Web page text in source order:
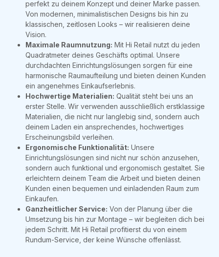
perfekt zu deinem Konzept und deiner Marke passen.
Von modernen, minimalistischen Designs bis hin zu
klassischen, zeitlosen Looks – wir realisieren deine
Vision.
Maximale Raumnutzung: Mit Hi Retail nutzt du jeden
Quadratmeter deines Geschäfts optimal. Unsere
durchdachten Einrichtungslösungen sorgen für eine
harmonische Raumaufteilung und bieten deinen Kunden
ein angenehmes Einkaufserlebnis.
Hochwertige Materialien: Qualität steht bei uns an
erster Stelle. Wir verwenden ausschließlich erstklassige
Materialien, die nicht nur langlebig sind, sondern auch
deinem Laden ein ansprechendes, hochwertiges
Erscheinungsbild verleihen.
Ergonomische Funktionalität: Unsere
Einrichtungslösungen sind nicht nur schön anzusehen,
sondern auch funktional und ergonomisch gestaltet. Sie
erleichtern deinem Team die Arbeit und bieten deinen
Kunden einen bequemen und einladenden Raum zum
Einkaufen.
Ganzheitlicher Service: Von der Planung über die
Umsetzung bis hin zur Montage – wir begleiten dich bei
jedem Schritt. Mit Hi Retail profitierst du von einem
Rundum-Service, der keine Wünsche offenlässt.